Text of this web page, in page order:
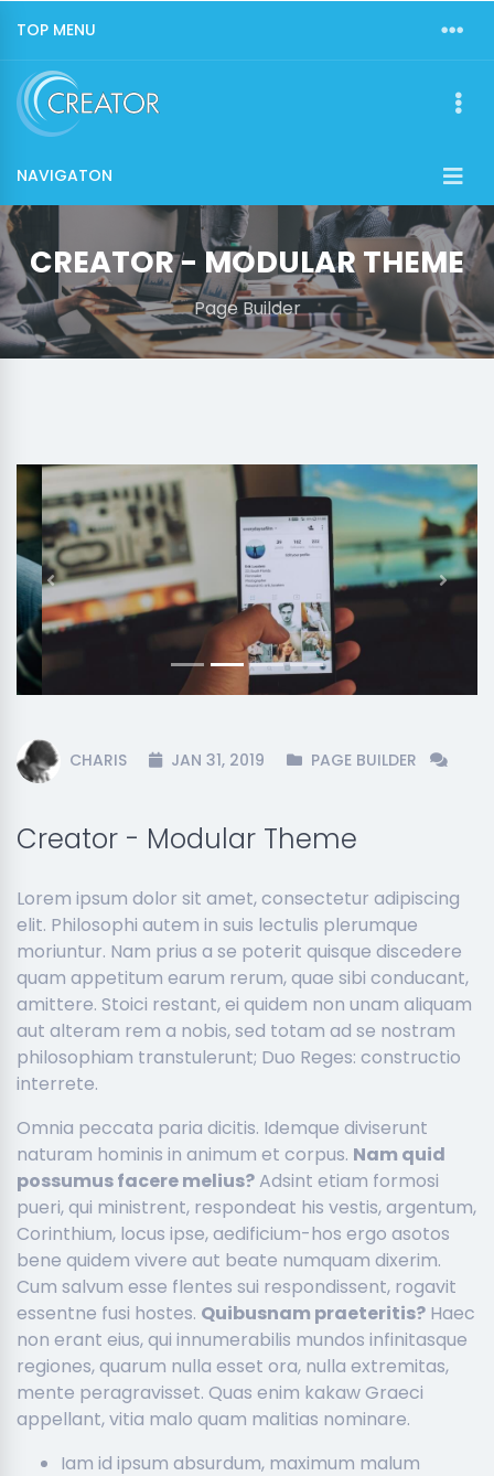
TOP MENU
NAVIGATON
CREATOR - MODULAR THEME
Page Builder
Previous Next
CHARIS JAN 31, 2019 PAGE BUILDER
Creator - Modular Theme
Lorem ipsum dolor sit amet, consectetur adipiscing
elit. Philosophi autem in suis lectulis plerumque
moriuntur. Nam prius a se poterit quisque discedere
quam appetitum earum rerum, quae sibi conducant,
amittere. Stoici restant, ei quidem non unam aliquam
aut alteram rem a nobis, sed totam ad se nostram
philosophiam transtulerunt; Duo Reges: constructio
interrete.
Omnia peccata paria dicitis. Idemque diviserunt
naturam hominis in animum et corpus. Nam quid
possumus facere melius?Adsint etiam formosi
pueri, qui ministrent, respondeat his vestis, argentum,
Corinthium, locus ipse, aedificium-hos ergo asotos
bene quidem vivere aut beate numquam dixerim.
Cum salvum esse flentes sui respondissent, rogavit
essentne fusi hostes. Quibusnam praeteritis? Haec
non erant eius, qui innumerabilis mundos infinitasque
regiones, quarum nulla esset ora, nulla extremitas,
mente peragravisset. Quas enim kakaw Graeci
appellant, vitia malo quam malitias nominare.
Iam id ipsum absurdum, maximum malum